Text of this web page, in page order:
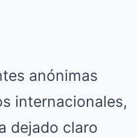
anónimas
internacionales,
dejado claro